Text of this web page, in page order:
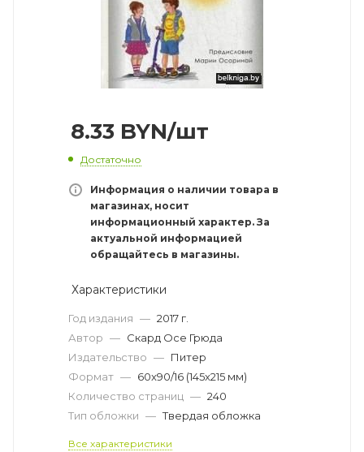
8.33 BYN/шт
Достаточно
Информация о наличии товара в
магазинах, носит
информационный характер. За
актуальной информацией
обращайтесь в магазины.
Характеристики
Год издания — 2017 г.
Автор — Скард Осе Грюда
Издательство — Питер
Формат — 60x90/16 (145x215 мм)
Количество страниц — 240
Тип обложки — Твердая обложка
Все характеристики